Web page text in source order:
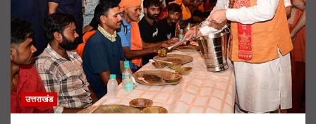
उत्तराखंड